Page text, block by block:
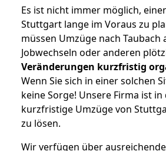
Es ist nicht immer möglich,
Stuttgart lange im Voraus zu
müssen Umzüge nach
Jobwechseln oder anderen
Veränderungen kurzfristig
Wenn Sie sich in einer solchen
keine Sorge! Unsere Firma ist in
kurzfristige Umzüge von
zu lösen.
Wir verfügen über